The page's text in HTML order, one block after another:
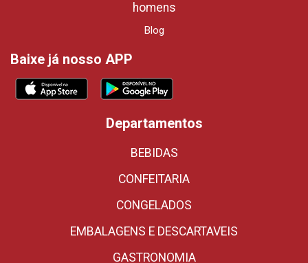
homens
Blog
Baixe já nosso APP
Departamentos
BEBIDAS
CONFEITARIA
CONGELADOS
EMBALAGENS E DESCARTAVEIS
GASTRONOMIA